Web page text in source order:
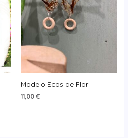
Modelo Ecos de Flor
11,00€